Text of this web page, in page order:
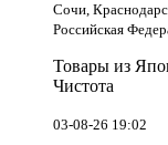
Сочи,
Российская
Товары из
Чистота
03-08-26 19:02